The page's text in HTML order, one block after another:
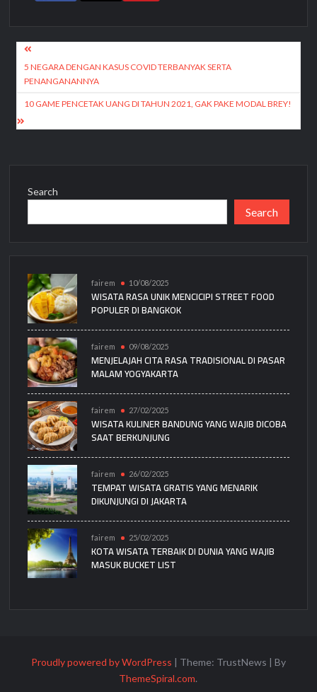
Post
navigation
5 NEGARA DENGAN KASUS COVID TERBANYAK SERTA
PENANGANANNYA
10 GAME PENCETAK UANG DI TAHUN 2021, GAK PAKE MODAL BREY!
Search
Search
fairem 10/08/2025
WISATA RASA UNIK MENCICIPI STREET FOOD
POPULER DI BANGKOK
fairem 09/08/2025
MENJELAJAH CITA RASA TRADISIONAL DI PASAR
MALAM YOGYAKARTA
fairem 27/02/2025
WISATA KULINER BANDUNG YANG WAJIB DICOBA
SAAT BERKUNJUNG
fairem 26/02/2025
TEMPAT WISATA GRATIS YANG MENARIK
DIKUNJUNGI DI JAKARTA
fairem 25/02/2025
KOTA WISATA TERBAIK DI DUNIA YANG WAJIB
MASUK BUCKET LIST
Proudly powered by WordPress | Theme: TrustNews | By
ThemeSpiral.com.